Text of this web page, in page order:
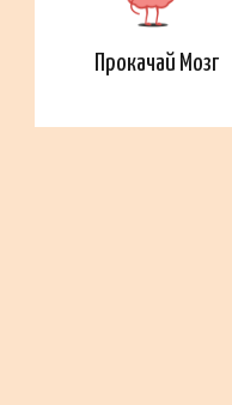
Прокачай Мозг